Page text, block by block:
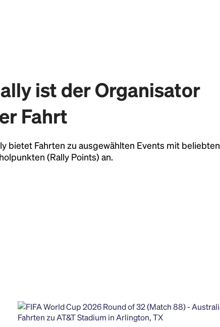
ist der Organisator
Fahrt
bietet Fahrten zu ausgewählten Events mit beliebten
(Rally Points) an.
Fahrten zu AT&T Stadium in Arlington, TX